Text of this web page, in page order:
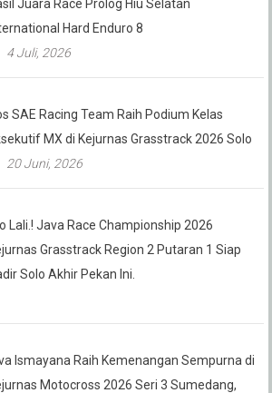
Juara Race Prolog Hiu Selatan
Hard Enduro 8
4 Juli, 2026
SAE Racing Team Raih Podium Kelas
MX di Kejurnas Grasstrack 2026 Solo
20 Juni, 2026
Lali.! Java Race Championship 2026
Grasstrack Region 2 Putaran 1 Siap
Solo Akhir Pekan Ini.
Ismayana Raih Kemenangan Sempurna di
Motocross 2026 Seri 3 Sumedang,